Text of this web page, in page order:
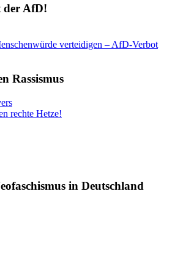
der AfD!
verteidigen – AfD-Verbot
Rassismus
rechte Hetze!
in Deutschland